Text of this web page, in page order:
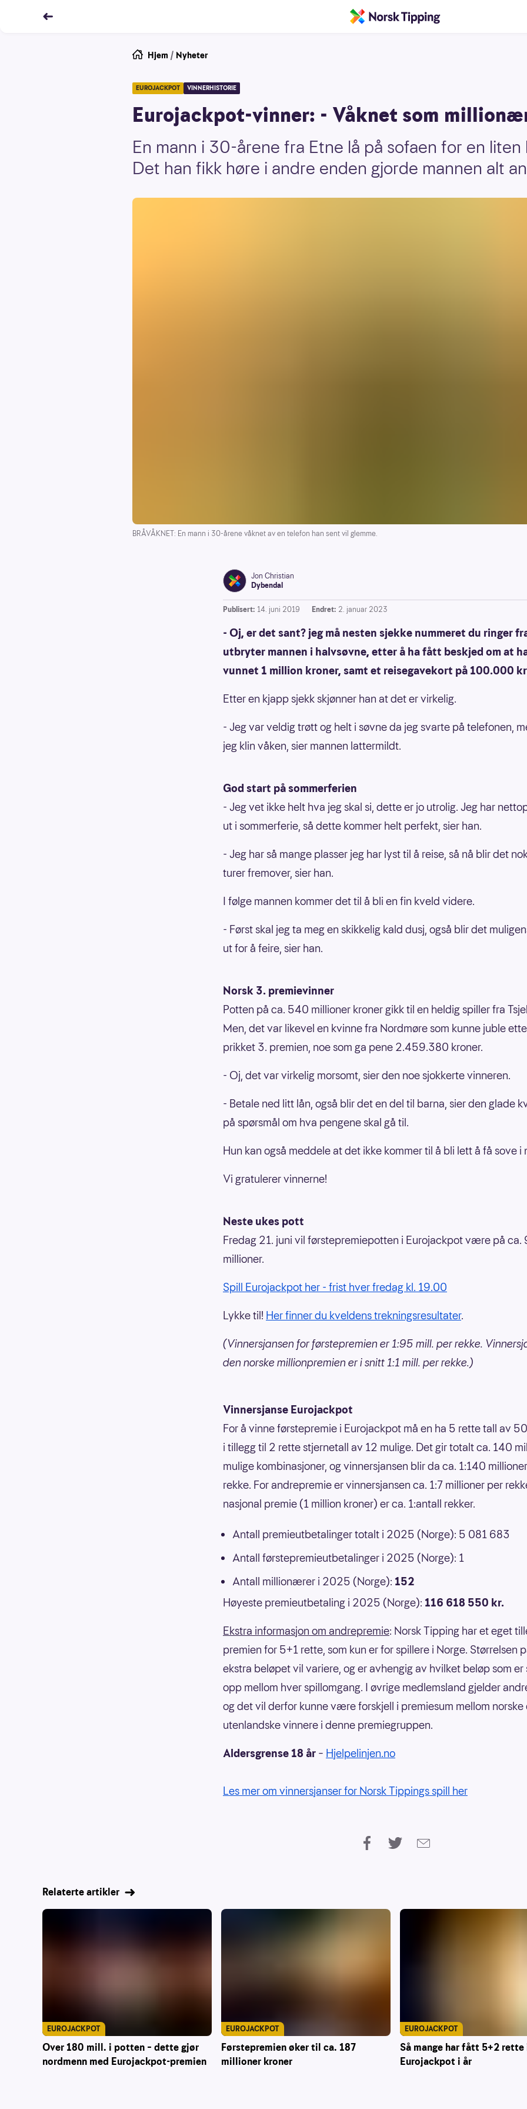
Hjem / Nyheter
EUROJACKPOT VINNERHISTORIE
Eurojackpot-vinner: - Våknet som
En mann i 30-årene fra Etne lå på sofaen for en liten
Det han fikk høre i andre enden gjorde mannen alt
BRÅVÅKNET: En mann i 30-årene våknet av en telefon han sent vil glemme.
Jon Christian
Dybendal
Publisert: 14. juni 2019 Endret: 2. januar 2023
- Oj, er det sant? jeg må nesten sjekke nummeret du ringer
utbryter mannen i halvsøvne, etter å ha fått beskjed om at
vunnet 1 million kroner, samt et reisegavekort på 100.000
Etter en kjapp sjekk skjønner han at det er virkelig.
- Jeg var veldig trøtt og helt i søvne da jeg svarte på telefonen,
jeg klin våken, sier mannen lattermildt.
God start på sommerferien
- Jeg vet ikke helt hva jeg skal si, dette er jo utrolig. Jeg har
ut i sommerferie, så dette kommer helt perfekt, sier han.
- Jeg har så mange plasser jeg har lyst til å reise, så nå blir det
turer fremover, sier han.
I følge mannen kommer det til å bli en fin kveld videre.
- Først skal jeg ta meg en skikkelig kald dusj, også blir det
ut for å feire, sier han.
Norsk 3. premievinner
Potten på ca. 540 millioner kroner gikk til en heldig spiller fra
Men, det var likevel en kvinne fra Nordmøre som kunne juble
prikket 3. premien, noe som ga pene 2.459.380 kroner.
- Oj, det var virkelig morsomt, sier den noe sjokkerte vinneren.
- Betale ned litt lån, også blir det en del til barna, sier den glade
på spørsmål om hva pengene skal gå til.
Hun kan også meddele at det ikke kommer til å bli lett å få sove i
Vi gratulerer vinnerne!
Neste ukes pott
Fredag 21. juni vil førstepremiepotten i Eurojackpot være på ca.
millioner.
Spill Eurojackpot her - frist hver fredag kl. 19.00
Lykke til! Her finner du kveldens trekningsresultater.
(Vinnersjansen for førstepremien er 1:95 mill. per rekke.
den norske millionpremien er i snitt 1:1 mill. per rekke.)
Vinnersjanse Eurojackpot
For å vinne førstepremie i Eurojackpot må en ha 5 rette tall av
i tillegg til 2 rette stjernetall av 12 mulige. Det gir totalt ca. 140
mulige kombinasjoner, og vinnersjansen blir da ca. 1:140
rekke. For andrepremie er vinnersjansen ca. 1:7 millioner per
nasjonal premie (1 million kroner) er ca. 1:antall rekker.
Antall premieutbetalinger totalt i 2025 (Norge): 5 081 683
Antall førstepremieutbetalinger i 2025 (Norge): 1
Antall millionærer i 2025 (Norge): 152
Høyeste premieutbetaling i 2025 (Norge): 116 618 550 kr.
Ekstra informasjon om andrepremie: Norsk Tipping har et eget
premien for 5+1 rette, som kun er for spillere i Norge. Størrelsen
ekstra beløpet vil variere, og er avhengig av hvilket beløp som er
opp mellom hver spillomgang. I øvrige medlemsland gjelder
og det vil derfor kunne være forskjell i premiesum mellom norske
utenlandske vinnere i denne premiegruppen.
Aldersgrense 18 år – Hjelpelinjen.no
Les mer om vinnersjanser for Norsk Tippings spill her
Relaterte artikler
Over 180 mill. i potten – dette gjør
nordmenn med Eurojackpot-premien
EUROJACKPOT
Førstepremien øker til ca. 187
millioner kroner
EUROJACKPOT
Så mange har fått 5+2 rette
Eurojackpot i år
EUROJACKPOT